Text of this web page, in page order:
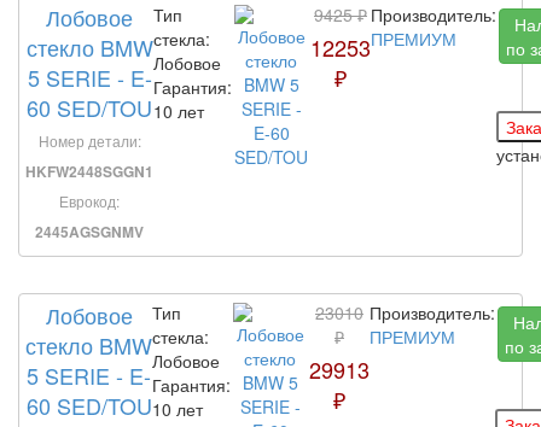
Лобовое
стекло BMW
5 SERIE - E-
60 SED/TOU
Номер детали:
HKFW2448SGGN1
Еврокод:
2445AGSGNMV
Тип
стекла:
Лобовое
Гарантия:
10 лет
9425 ₽
12253
₽
Производитель:
ПРЕМИУМ
по
Лобовое
стекло BMW
5 SERIE - E-
60 SED/TOU
Тип
стекла:
Лобовое
Гарантия:
10 лет
23010
₽
29913
₽
Производитель:
ПРЕМИУМ
по